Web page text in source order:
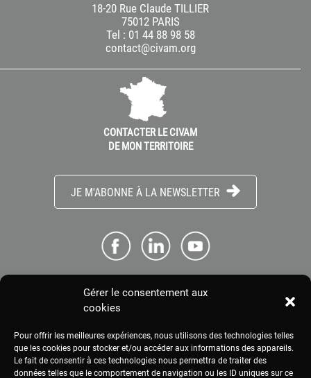
Gérer le consentement aux
cookies
Pour offrir les meilleures expériences, nous utilisons des technologies telles
que les cookies pour stocker et/ou accéder aux informations des appareils.
Le fait de consentir à ces technologies nous permettra de traiter des
données telles que le comportement de navigation ou les ID uniques sur ce
18-20 Rue Claude TILLIER
75012 PARIS
Tel : 01 44 88 98 58
contact@civam.org
CONTACTER LE CIVAM
DE MON TERRITOIRE
JE M'ABONNE À LA NEWSLETTER
ME CONNECTER
ESPACE PRESSE